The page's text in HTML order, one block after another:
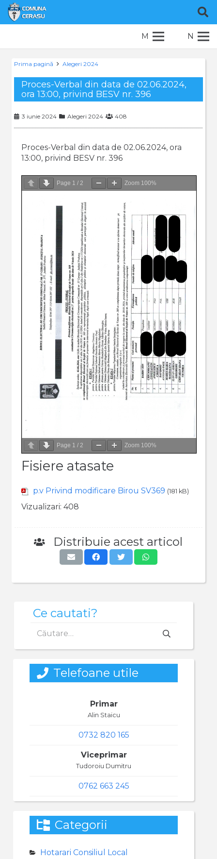
M N
Prima pagină Alegeri 2024
Proces-Verbal din data de 02.06.2024,
ora 13:00, privind BESV nr. 396
3 iunie 2024 Alegeri 2024 408
Proces-Verbal din data de 02.06.2024, ora
13:00, privind BESV nr. 396
Page 1 / 2 Zoom 100%
Page 1 / 2 Zoom 100%
Fisiere atasate
p.v Privind modificare Birou SV369 (181 kB)
Vizualizari: 408
Distribuie acest articol
Ce cautati?
după:
Telefoane utile
Primar
Alin Staicu
0732 820 165
Viceprimar
Tudoroiu Dumitru
0762 663 245
Categorii
Hotarari Consiliul Local